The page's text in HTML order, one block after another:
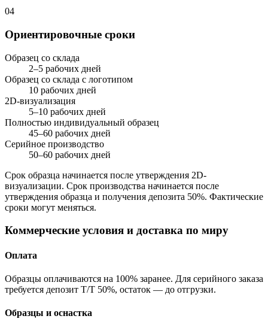
04
Ориентировочные сроки
Образец со склада
2–5 рабочих дней
Образец со склада с логотипом
10 рабочих дней
2D-визуализация
5–10 рабочих дней
Полностью индивидуальный образец
45–60 рабочих дней
Серийное производство
50–60 рабочих дней
Срок образца начинается после утверждения 2D-
визуализации. Срок производства начинается после
утверждения образца и получения депозита 50%. Фактические
сроки могут меняться.
Коммерческие условия и доставка по миру
Оплата
Образцы оплачиваются на 100% заранее. Для серийного заказа
требуется депозит T/T 50%, остаток — до отгрузки.
Образцы и оснастка